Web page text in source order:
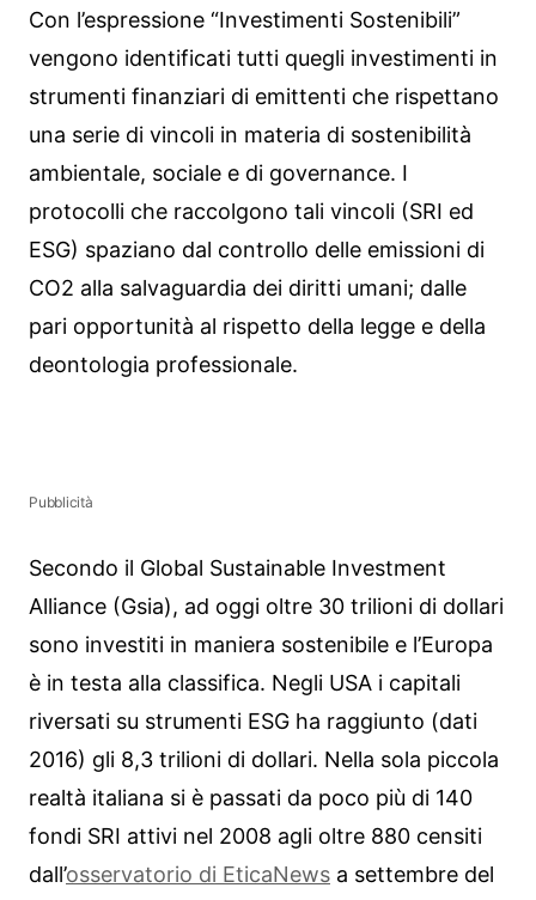
Con l’espressione “Investimenti Sostenibili”
vengono identificati tutti quegli investimenti in
strumenti finanziari di emittenti che rispettano
una serie di vincoli in materia di sostenibilità
ambientale, sociale e di governance. I
protocolli che raccolgono tali vincoli (SRI ed
ESG) spaziano dal controllo delle emissioni di
CO2 alla salvaguardia dei diritti umani; dalle
pari opportunità al rispetto della legge e della
deontologia professionale.
Pubblicità
Secondo il Global Sustainable Investment
Alliance (Gsia), ad oggi oltre 30 trilioni di dollari
sono investiti in maniera sostenibile e l’Europa
è in testa alla classifica. Negli USA i capitali
riversati su strumenti ESG ha raggiunto (dati
2016) gli 8,3 trilioni di dollari. Nella sola piccola
realtà italiana si è passati da poco più di 140
fondi SRI attivi nel 2008 agli oltre 880 censiti
dall’osservatorio di EticaNews a settembre del